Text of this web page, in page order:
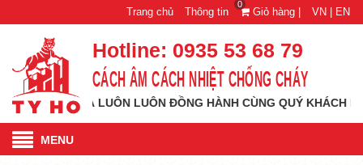
Trang chủ Thông tin
0
Giỏ hàng | VN | EN
Hotline: 0935 53 68 79
CÁCH ÂM CÁCH NHIỆT CHỐNG CHÁY
MỚI VÀ LUÔN LUÔN ĐỒNG HÀNH CÙNG QUÝ KHÁCH HÀNG
MENU